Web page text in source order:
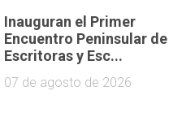
Inauguran el Primer
Encuentro Peninsular de
Escritoras y Esc...
07 de agosto de 2026